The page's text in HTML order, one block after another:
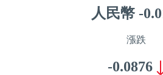
人民幣 -
漲跌
-0.0876